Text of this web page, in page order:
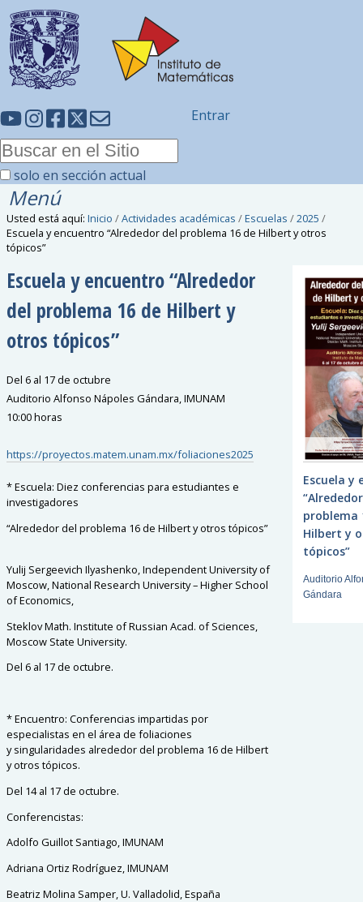
solo en sección actual
Entrar
Menú
Usted está aquí: Inicio /Actividades académicas /Escuelas /2025 /
Escuela y encuentro “Alrededor del problema 16 de Hilbert y otros
tópicos”
Escuela y encuentro “Alrededor
del problema 16 de Hilbert y
otros tópicos”
Del 6 al 17 de octubre
Auditorio Alfonso Nápoles Gándara, IMUNAM
10:00 horas
https://proyectos.matem.unam.mx/foliaciones2025
* Escuela: Diez conferencias para estudiantes e
investigadores
“Alrededor del problema 16 de Hilbert y otros tópicos”
Yulij Sergeevich Ilyashenko, Independent University of
Moscow, National Research University – Higher School
of Economics,
Steklov Math. Institute of Russian Acad. of Sciences,
Moscow State University.
Del 6 al 17 de octubre.
* Encuentro: Conferencias impartidas por
especialistas en el área de foliaciones
ysingularidades alrededor del problema 16 de Hilbert
y otros tópicos.
Del 14 al 17 de octubre.
Conferencistas:
Adolfo Guillot Santiago, IMUNAM
Adriana Ortiz Rodríguez, IMUNAM
Beatriz Molina Samper, U. Valladolid, España
Escuela y
problema
Hilbert y
tópicos”
Auditorio
Gándara